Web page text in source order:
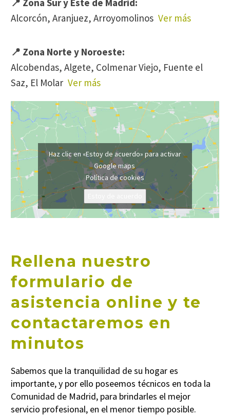
📍 Zona Sur y Este de Madrid:
Alcorcón, Aranjuez, Arroyomolinos Ver más
📍 Zona Norte y Noroeste:
Alcobendas, Algete, Colmenar Viejo, Fuente el
Saz, El Molar Ver más
Haz clic en «Estoy de acuerdo» para activar
Google maps
Política de cookies
Rellena nuestro
formulario de
asistencia online y te
contactaremos en
minutos
Sabemos que la tranquilidad de su hogar es
importante, y por ello poseemos técnicos en toda la
Comunidad de Madrid, para brindarles el mejor
servicio profesional, en el menor tiempo posible.